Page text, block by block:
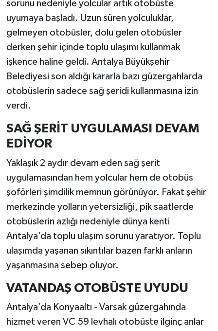
sorunu nedeniyle yolcular artık otobüste
uyumaya başladı. Uzun süren yolculuklar,
gelmeyen otobüsler, dolu gelen otobüsler
derken şehir içinde toplu ulaşımı kullanmak
işkence haline geldi. Antalya Büyükşehir
Belediyesi son aldığı kararla bazı güzergahlarda
otobüslerin sadece sağ şeridi kullanmasına izin
verdi.
SAĞ ŞERİT UYGULAMASI DEVAM
EDİYOR
Yaklaşık 2 aydır devam eden sağ şerit
uygulamasından hem yolcular hem de otobüs
şoförleri şimdilik memnun görünüyor. Fakat şehir
merkezinde yolların yetersizliği, pik saatlerde
otobüslerin azlığı nedeniyle dünya kenti
Antalya’da toplu ulaşım sorunu yaratıyor. Toplu
ulaşımda yaşanan sıkıntılar bazen farklı anların
yaşanmasına sebep oluyor.
VATANDAŞ OTOBÜSTE UYUDU
Antalya’da Konyaaltı - Varsak güzergahında
hizmet veren VC 59 levhalı otobüste ilginç anlar